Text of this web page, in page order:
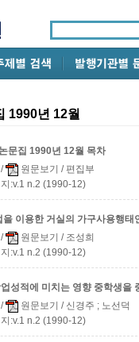
1990년 12월
문집 1990년 12월 목차
/ 원문보기 / 편집부
:v.1 n.2 (1990-12)
을 이용한 거실의 가구사용행태
/ 원문보기 / 조성희
:v.1 n.2 (1990-12)
성적에 미치는 영향 중학생을
/ 원문보기 / 신경주 ; 노선덕
:v.1 n.2 (1990-12)